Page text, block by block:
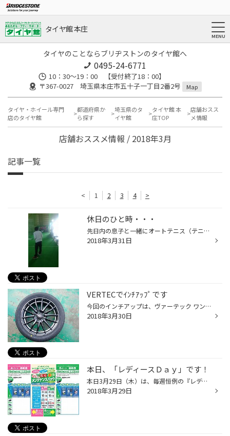
タイヤ館 本庄
タイヤのことならブリヂストンのタイヤ館へ
0495-24-6771
10：30～19：00 【受付終了18：00】
〒367-0027 埼玉県本庄市五十子一丁目2番2号
Map
タイヤ・ホイール専門
店のタイヤ館
都道府県か
ら探す
埼玉県のタ
イヤ館
タイヤ館 本
庄TOP
店舗おスス
メ情報
店舗おススメ情報 / 2018年3月
記事一覧
< 1 2 3 4 >
休日のひと時・・・
先日内の息子と一緒にオートテニス（テニスのうちっぱなしみたいなもの） に行ってきました。 息子は軟式テニスプレーヤーです。 硬式テニスはやったことがあるけれど 軟式テニスは感覚が違いました。 なかなか難しかったですが楽しかったです。
2018年3月31日
VERTECでｲﾝﾁｱｯﾌﾟです
今回のインチアップは、ヴァーテック ワン ロングビークの16インチです。 コンパクトカーで15インチからの → 16インチに、タイヤは疲れにくく軽快な ハンドル応答性で、ドライブが楽しくなる、プレイズです。
2018年3月30日
本日、「レディースＤａｙ」です！
本日3月29日（木）は、毎週恒例の『レディースＤａｙ』となります！ 女性のお客様はエンジンオイル交換がお得に出来ちゃいます！ また、男性のお客様も女性同伴であれば、お得に交換出来ます！ そろそろ、冬用タイヤから夏用タイヤへの履き替えが始まっております！ 履き替えとオイル交換がセットで...
2018年3月29日